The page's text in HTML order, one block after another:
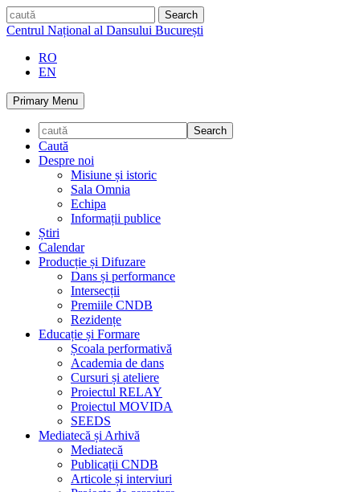
Skip
to
caută
Centrul Național al Dansului București
RO
EN
Primary Menu
Caută
Despre noi
Misiune și istoric
Sala Omnia
Echipa
Informații publice
Știri
Calendar
Producție și Difuzare
Dans și performance
Intersecții
Premiile CNDB
Rezidențe
Educație și Formare
Școala performativă
Academia de dans
Cursuri și ateliere
Proiectul RELAY
Proiectul MOVIDA
SEEDS
Mediatecă și Arhivă
Mediatecă
Publicații CNDB
Articole și interviuri